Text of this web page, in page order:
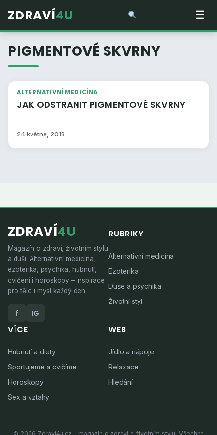
ZDRAVÍ4U ☰
PIGMENTOVÉ SKVRNY
ALTERNATIVNÍ MEDICÍNA
JAK ODSTRANIT PIGMENTOVÉ SKVRNY
24 května, 2018
ZDRAVÍ4U
Magazín o zdraví, životním stylu
a duši. Alternativní medicína,
ezoterika, psychika, hubnutí,
cvičení i horoskopy – inspirace
pro tělo i mysl každý den.
f IG
RUBRIKY
Alternativní medicína
Ezoterika
Duše a psychika
Životní styl
VÍCE
Hubnutí a diety
Sportujeme a cvičíme
Horoskopy
Sex a vztahy
WEB
Jídlo a nápoje
Relaxace
Hledání
© 2026 Zdravi4u.cz – magazín o zdraví a životním stylu. Všechna